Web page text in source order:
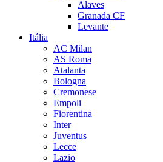
Alaves
Granada CF
Levante
Itália
AC Milan
AS Roma
Atalanta
Bologna
Cremonese
Empoli
Fiorentina
Inter
Juventus
Lecce
Lazio